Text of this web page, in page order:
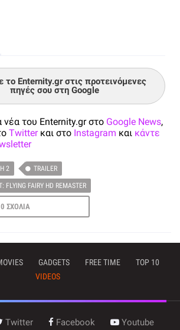
το Enternity.gr στις προτεινόμενες
πηγές σου στη Google
νέα του Enternity.gr στο Google News,
Twitterκαι στο Instagram και κάντε
2 TRAILER
FLYING FAIRY HD REMASTER
0 ΣΧΟΛΙΑ
GADGETS FREE TIME
TOP 10
VIDEOS
Twitter Facebook Youtube